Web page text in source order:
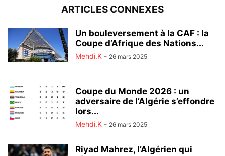
ARTICLES CONNEXES
Un bouleversement à la CAF : la
Coupe d’Afrique des Nations...
Mehdi.K - 26 mars 2025
Coupe du Monde 2026 : un
adversaire de l’Algérie s’effondre
lors...
Mehdi.K - 26 mars 2025
Riyad Mahrez, l’Algérien qui